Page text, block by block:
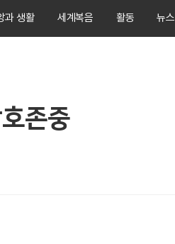
과 생활 세계복음 활동 뉴스
존중